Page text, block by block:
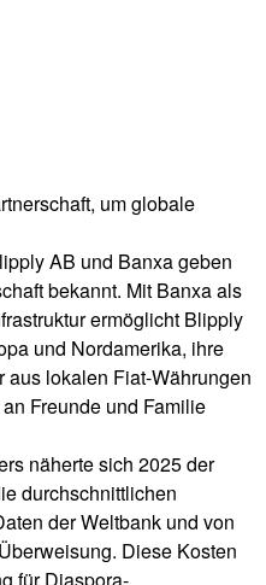
um globale
AB und Banxa geben
bekannt. Mit Banxa als
ermöglicht Blipply
und Nordamerika, ihre
lokalen Fiat-Währungen
Freunde und Familie
näherte sich 2025 der
durchschnittlichen
der Weltbank und von
Diese Kosten